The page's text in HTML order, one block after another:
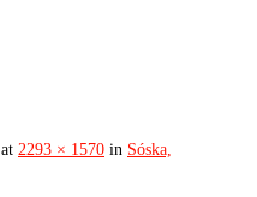
at 2293 × 1570 in Sóska,